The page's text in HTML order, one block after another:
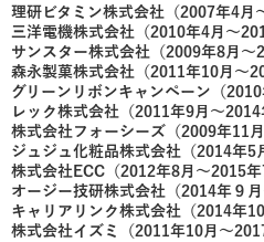
理研ビタミン株式会社（2007年4月
三洋電機株式会社（2010年4月～
サンスター株式会社（2009年8月～
森永製菓株式会社（2011年10月～
グリーンリボンキャンペーン（
レック株式会社（2011年9月～2014
株式会社フォーシーズ（2009年11
ジュジュ化粧品株式会社（2014年
株式会社ECC（2012年8月～2015
オージー技研株式会社（2014年９月
キャリアリンク株式会社（2014年
株式会社イズミ（2011年10月～